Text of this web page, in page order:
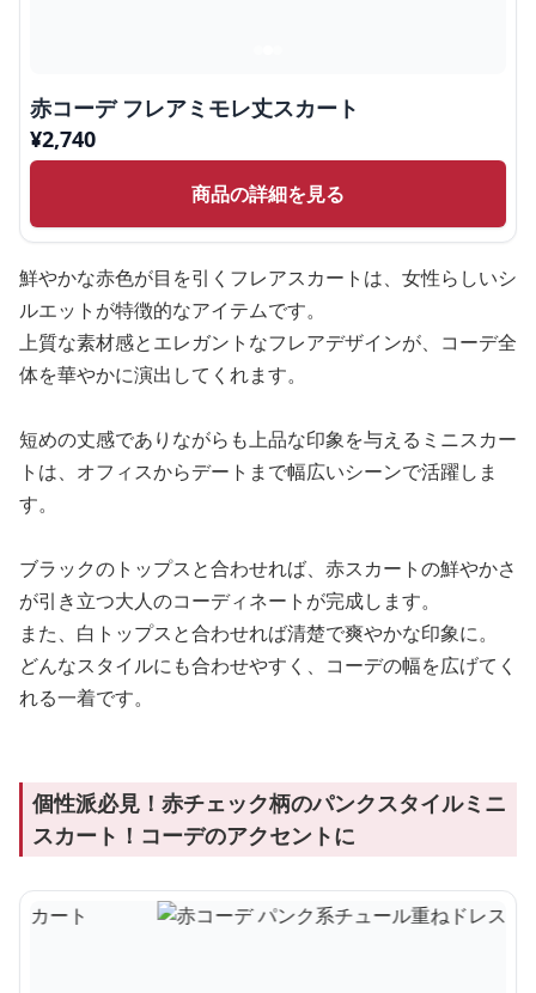
赤コーデ フレアミモレ丈スカート
¥2,740
商品の詳細を見る
鮮やかな赤色が目を引くフレアスカートは、女性らしいシ
ルエットが特徴的なアイテムです。
上質な素材感とエレガントなフレアデザインが、コーデ全
体を華やかに演出してくれます。
短めの丈感でありながらも上品な印象を与えるミニスカー
トは、オフィスからデートまで幅広いシーンで活躍しま
す。
ブラックのトップスと合わせれば、赤スカートの鮮やかさ
が引き立つ大人のコーディネートが完成します。
また、白トップスと合わせれば清楚で爽やかな印象に。
どんなスタイルにも合わせやすく、コーデの幅を広げてく
れる一着です。
個性派必見！赤チェック柄のパンクスタイルミニ
スカート！コーデのアクセントに